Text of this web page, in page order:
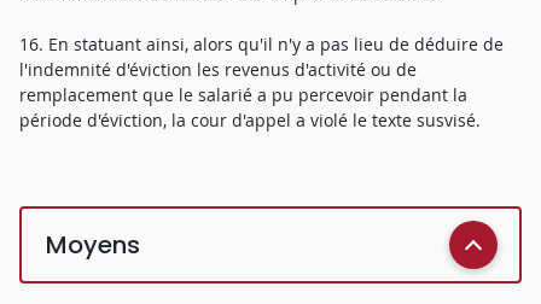
16. En statuant ainsi, alors qu'il n'y a pas lieu de déduire de
l'indemnité d'éviction les revenus d'activité ou de
remplacement que le salarié a pu percevoir pendant la
période d'éviction, la cour d'appel a violé le texte susvisé.
Moyens